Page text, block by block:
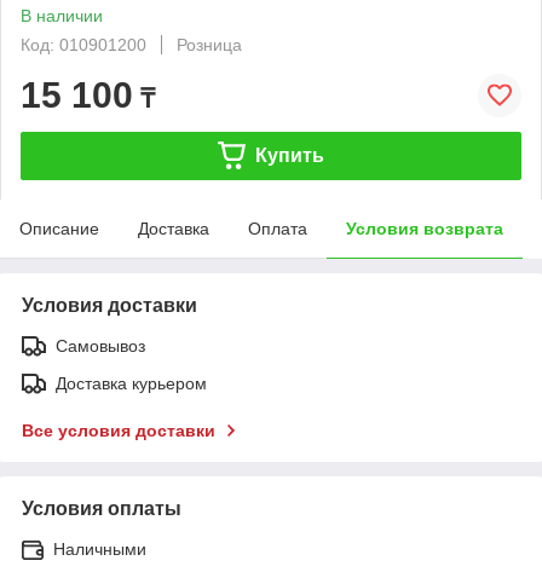
В наличии
Код: 010901200
Розница
15 100 ₸
Купить
Описание Доставка Оплата Условия возврата
Условия доставки
Самовывоз
Доставка курьером
Все условия доставки
Условия оплаты
Наличными